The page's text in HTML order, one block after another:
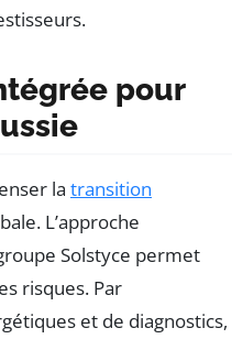
pour
la transition
L’approche
Solstyce permet
risques. Par
et de diagnostics,